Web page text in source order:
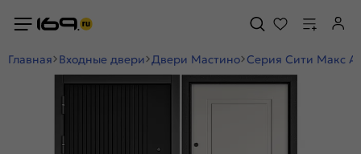
Главная Входные двери Двери Мастино Серия Сити Макс